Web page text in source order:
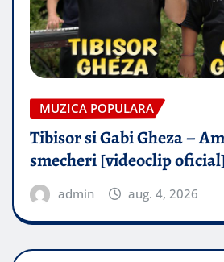
MUZICA POPULARA
Tibisor si Gabi Gheza –
smecheri [videoclip
admin aug. 4, 2026